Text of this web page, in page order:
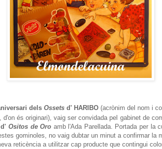
dels Ossets d' HARIBO (acrònim del nom i
d'on és originari), vaig ser convidada pel gabinet de
Ositos de Oro amb l'Ada Parellada. Portada per la
gominoles, no vaig dubtar un minut a confirmar la
reticència a utilitzar cap producte que contingui